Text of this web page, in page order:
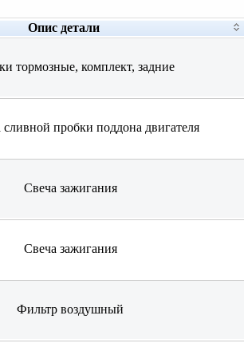
Опис детали
тормозные, комплект, задние
пробки поддона двигателя
Свеча зажигания
Свеча зажигания
Фильтр воздушный